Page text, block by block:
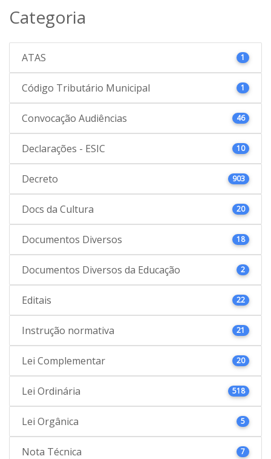
Categoria
ATAS 1
Código Tributário Municipal 1
Convocação Audiências 46
Declarações - ESIC 10
Decreto 903
Docs da Cultura 20
Documentos Diversos 18
Documentos Diversos da Educação 2
Editais 22
Instrução normativa 21
Lei Complementar 20
Lei Ordinária 518
Lei Orgânica 5
Nota Técnica 7